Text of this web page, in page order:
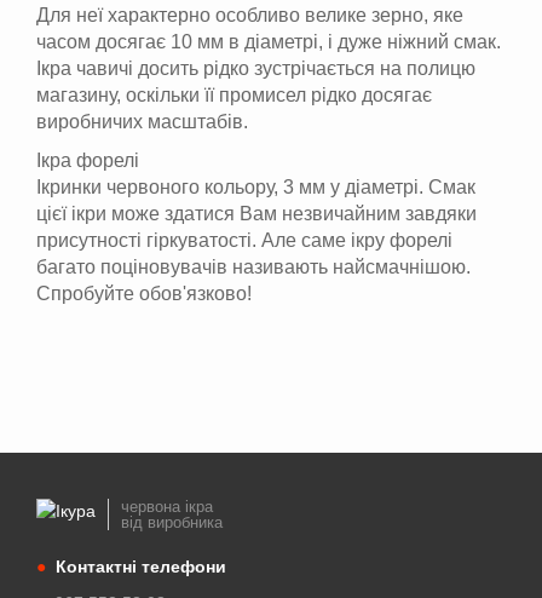
Для неї характерно особливо велике зерно, яке
часом досягає 10 мм в діаметрі, і дуже ніжний смак.
Ікра чавичі досить рідко зустрічається на полицю
магазину, оскільки її промисел рідко досягає
виробничих масштабів.
Ікра форелі
Ікринки червоного кольору, 3 мм у діаметрі. Смак
цієї ікри може здатися Вам незвичайним завдяки
присутності гіркуватості. Але саме ікру форелі
багато поціновувачів називають найсмачнішою.
Спробуйте обов'язково!
червона ікра
від виробника
● Контактні телефони